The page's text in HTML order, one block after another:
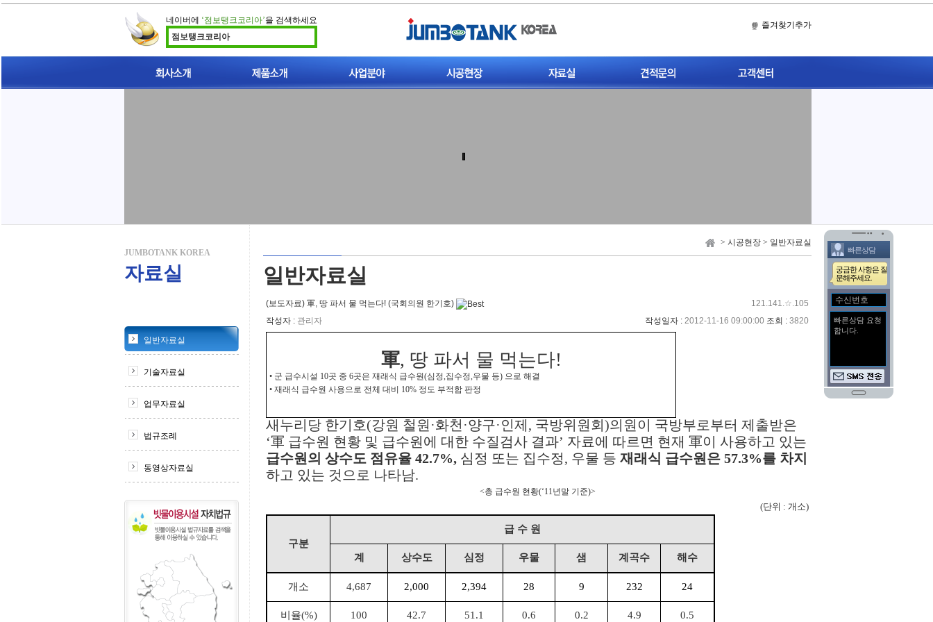
네이버에 ‘점보탱크코리아’을 검색하세요
점보탱크코리아
즐겨찾기추가
JUMBOTANK KOREA
자료실
일반자료실
기술자료실
업무자료실
법규조례
동영상자료실
> 시공현장 > 일반자료실
일반자료실
(보도자료) 軍, 땅 파서 물 먹는다! (국회의원 한기호)
121.141.☆.105
작성자 : 관리자 작성일자 : 2012-11-16 09:00:00 조회 : 3820
軍, 땅 파서 물 먹는다!
• 군 급수시설 10곳 중 6곳은 재래식 급수원(심정,집수정,우물 등) 으로 해결
• 재래식 급수원 사용으로 전체 대비 10% 정도 부적합 판정
새누리당 한기호(강원 철원·화천·양구·인제, 국방위원회)의원이 국방부로부터 제출받은
‘軍 급수원 현황 및 급수원에 대한 수질검사 결과’ 자료에 따르면 현재 軍이 사용하고 있는
급수원의 상수도 점유율 42.7%, 심정 또는 집수정, 우물 등 재래식 급수원은 57.3%를 차지
하고 있는 것으로 나타남.
<총 급수원 현황(‘11년말 기준)>
(단위 : 개소)
구분
급 수 원
계 상수도 심정 우물 샘 계곡수 해수
개소 4,687 2,000 2,394 28 9 232 24
비율(%) 100 42.7 51.1 0.6 0.2 4.9 0.5
빠른상담
궁금한 사항은 질
문해주세요.